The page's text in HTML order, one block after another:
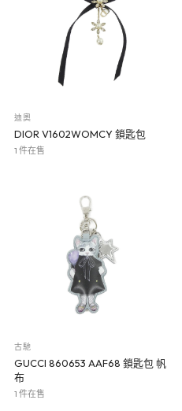
迪奧
DIOR V1602WOMCY 鎖匙包
1 件在售
古馳
GUCCI 860653 AAF68 鎖匙包 帆
布
1 件在售